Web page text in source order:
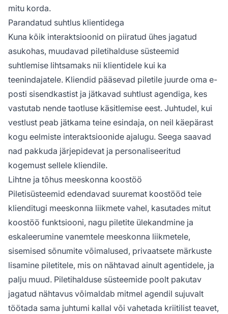
mitu korda.
Parandatud suhtlus klientidega
Kuna kõik interaktsioonid on piiratud ühes jagatud
asukohas, muudavad piletihalduse süsteemid
suhtlemise lihtsamaks nii klientidele kui ka
teenindajatele. Kliendid pääsevad piletile juurde oma e-
posti sisendkastist ja jätkavad suhtlust agendiga, kes
vastutab nende taotluse käsitlemise eest. Juhtudel, kui
vestlust peab jätkama teine esindaja, on neil käepärast
kogu eelmiste interaktsioonide ajalugu. Seega saavad
nad pakkuda järjepidevat ja personaliseeritud
kogemust sellele kliendile.
Lihtne ja tõhus meeskonna koostöö
Piletisüsteemid edendavad suuremat koostööd teie
klienditugi meeskonna liikmete vahel, kasutades mitut
koostöö funktsiooni, nagu piletite ülekandmine ja
eskaleerumine vanemtele meeskonna liikmetele,
sisemised sõnumite võimalused, privaatsete märkuste
lisamine piletitele, mis on nähtavad ainult agentidele, ja
palju muud. Piletihalduse süsteemide poolt pakutav
jagatud nähtavus võimaldab mitmel agendil sujuvalt
töötada sama juhtumi kallal või vahetada kriitilist teavet,